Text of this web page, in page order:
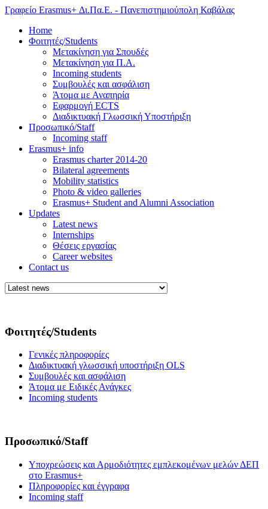
Γραφείο Erasmus+ Δι.Πα.Ε. - Πανεπιστημιούπολη Καβάλας
Home
Φοιτητές/Students
Μετακίνηση για Σπουδές
Μετακίνηση για Π.Α.
Incoming students
Συμβουλές και ασφάλιση
Άτομα με Αναπηρία
Εφαρμογή ECTS
Διαδικτυακή Γλωσσική Υποστήριξη
Προσωπικό/Staff
Incoming staff
Erasmus+ info
Erasmus charter 2014-20
Bilateral agreements
Mobility statistics
Photo & video galleries
Erasmus+ Student and Alumni Association
Updates
Latest news
Internships
Θέσεις εργασίας
Career websites
Contact us
Φοιτητές/Students
Γενικές πληροφορίες
Διαδικτυακή γλωσσική υποστήριξη OLS
Συμβουλές και ασφάλιση
Άτομα με Ειδικές Ανάγκες
Incoming students
Προσωπικό/Staff
Υποχρεώσεις και Αρμοδιότητες εμπλεκομένων μελών ΔΕΠ
στο Erasmus+
Πληροφορίες και έγγραφα
Incoming staff